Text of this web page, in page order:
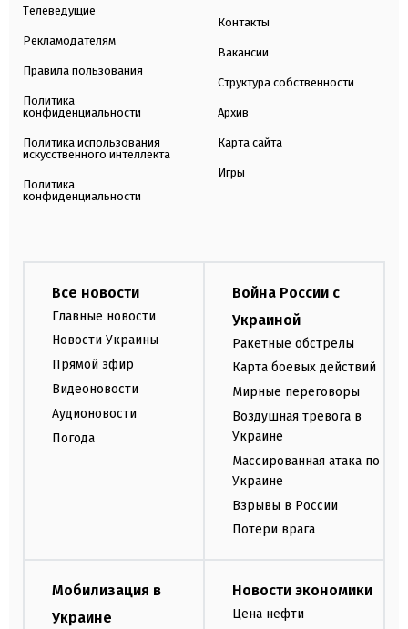
Телеведущие
Рекламодателям
Правила пользования
Политика
конфиденциальности
Политика использования
искусственного интеллекта
Политика
конфиденциальности
Контакты
Вакансии
Структура собственности
Архив
Карта сайта
Игры
Все новости
Главные новости
Новости Украины
Прямой эфир
Видеоновости
Аудионовости
Погода
Война России с
Украиной
Ракетные обстрелы
Карта боевых действий
Мирные переговоры
Воздушная тревога в
Украине
Массированная атака по
Украине
Взрывы в России
Потери врага
Мобилизация в
Украине
Новости экономики
Цена нефти